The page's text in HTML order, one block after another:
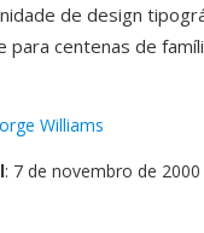
de design
centenas de
Williams
: 7 de novembro de 2000